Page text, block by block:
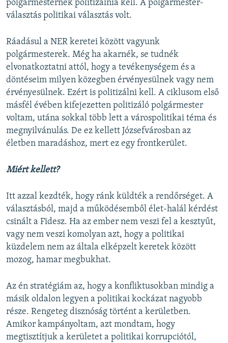
polgármesternek politizálnia kell. A polgármester-
választás politikai választás volt.
Ráadásul a NER keretei között vagyunk
polgármesterek. Még ha akarnék, se tudnék
elvonatkoztatni attól, hogy a tevékenységem és a
döntéseim milyen közegben érvényesülnek vagy nem
érvényesülnek. Ezért is politizálni kell. A ciklusom első
másfél évében kifejezetten politizáló polgármester
voltam, utána sokkal több lett a várospolitikai téma és
megnyilvánulás. De ez kellett Józsefvárosban az
életben maradáshoz, mert ez egy frontkerület.
Miért kellett?
Itt azzal kezdték, hogy ránk küldték a rendőrséget. A
választásból, majd a működésemből élet-halál kérdést
csinált a Fidesz. Ha az ember nem veszi fel a kesztyűt,
vagy nem veszi komolyan azt, hogy a politikai
küzdelem nem az általa elképzelt keretek között
mozog, hamar megbukhat.
Az én stratégiám az, hogy a konfliktusokban mindig a
másik oldalon legyen a politikai kockázat nagyobb
része. Rengeteg disznóság történt a kerületben.
Amikor kampányoltam, azt mondtam, hogy
megtisztítjuk a kerületet a politikai korrupciótól,